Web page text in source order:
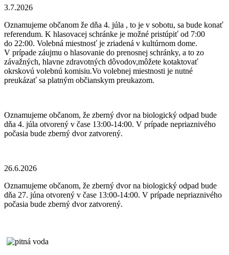
3.7.2026
Oznamujeme občanom že dňa 4. júla , to je v sobotu, sa bude konať
referendum. K hlasovacej schránke je možné pristúpiť od 7:00
do 22:00. Volebná miestnosť je zriadená v kultúrnom dome.
V prípade záujmu o hlasovanie do prenosnej schránky, a to zo
závažných, hlavne zdravotných dôvodov,môžete kotaktovať
okrskovú volebnú komisiu.Vo volebnej miestnosti je nutné
preukázať sa platným občianskym preukazom.
Oznamujeme občanom, že zberný dvor na biologický odpad bude
dňa 4. júla otvorený v čase 13:00-14:00. V prípade nepriaznivého
počasia bude zberný dvor zatvorený.
26.6.2026
Oznamujeme občanom, že zberný dvor na biologický odpad bude
dňa 27. júna otvorený v čase 13:00-14:00. V prípade nepriaznivého
počasia bude zberný dvor zatvorený.